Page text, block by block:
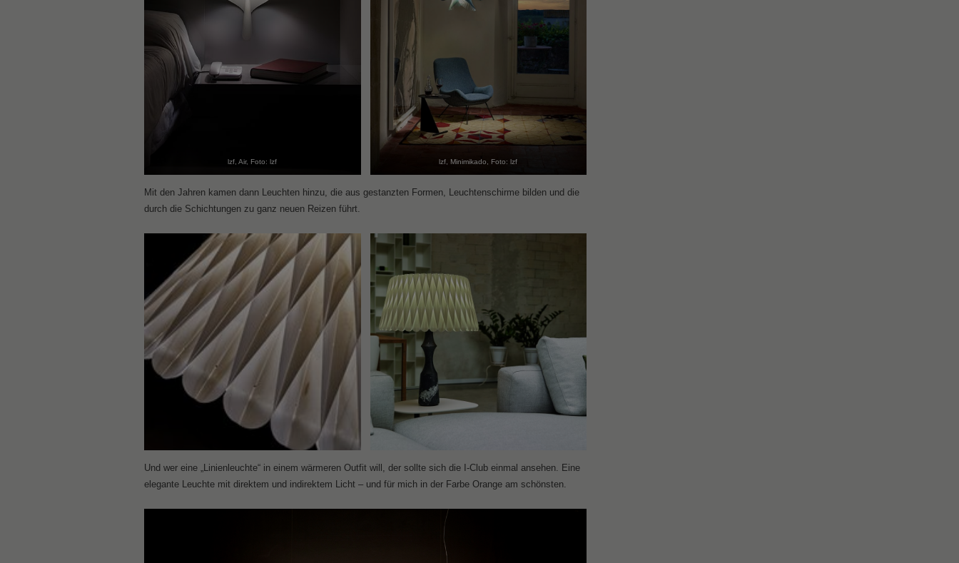
lzf, Air, Foto: lzf lzf, Minimikado, Foto: lzf
Mit den Jahren kamen dann Leuchten hinzu, die aus gestanzten Formen, Leuchtenschirme bilden und die
durch die Schichtungen zu ganz neuen Reizen führt.
Und wer eine „Linienleuchte“ in einem wärmeren Outfit will, der sollte sich die I-Club einmal ansehen. Eine
elegante Leuchte mit direktem und indirektem Licht – und für mich in der Farbe Orange am schönsten.